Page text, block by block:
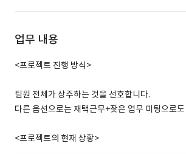
업무 내용
<프로젝트 진행 방식>
팀원 전체가 상주하는 것을 선호합니다.
다른 옵션으로는 재택근무+잦은 업무 미팅으로
<프로젝트의 현재 상황>